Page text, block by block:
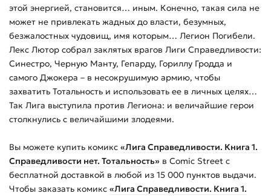
этой энергией, становится… иным. Конечно, такая сила не
может не привлекать жадных до власти, безумных,
безжалостных чудовищ, имя которым… Легион Погибели.
Лекс Лютор собрал заклятых врагов Лиги Справедливости:
Синестро, Черную Манту, Гепарду, Гориллу Гродда и
самого Джокера – в несокрушимую армию, чтобы
захватить Тотальность и использовать ее в личных целях…
Так Лига выступила против Легиона: и величайшие герои
столкнулись с величайшими злодеями.
Вы можете купить комикс «Лига Справедливости. Книга 1.
Справедливости нет. Тотальность» в Comic Street с
бесплатной доставкой в любой из 15 000 пунктов выдачи.
Чтобы заказать комикс «Лига Справедливости. Книга 1.